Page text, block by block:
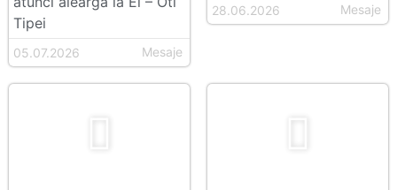
Tipei
05.07.2026 Mesaje
28.06.2026 Mesaje